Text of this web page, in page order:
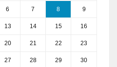
6 7 8 9
13 14 15 16
20 21 22 23
27 28 29 30